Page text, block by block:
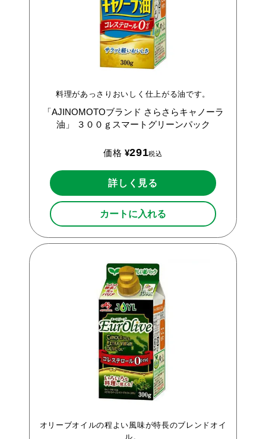
料理があっさりおいしく仕上がる油です。
「AJINOMOTOブランド さらさらキャノーラ
油」
３００ｇスマートグリーンパック
価格 ¥291税込
詳しく見る
カートに入れる
オリーブオイルの程よい風味が特長のブレンドオイ
ル。